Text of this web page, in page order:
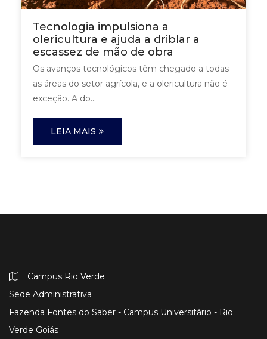
Tecnologia impulsiona a
olericultura e ajuda a driblar a
escassez de mão de obra
Os avanços tecnológicos têm chegado a todas
as áreas do setor agrícola, e a olericultura não é
exceção. A do...
LEIA MAIS
Campus Rio Verde
Sede Administrativa
Fazenda Fontes do Saber - Campus Universitário - Rio
Verde Goiás